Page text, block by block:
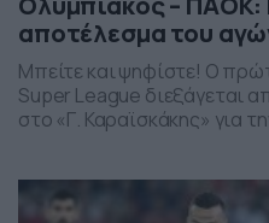
αποτέλεσμα του
Μπείτε και ψηφίστε! Ο
Super League διεξάγεται
στο «Γ. Καραϊσκάκης» για
μόνο βαθμολογικό
ψυχολογικό για τη